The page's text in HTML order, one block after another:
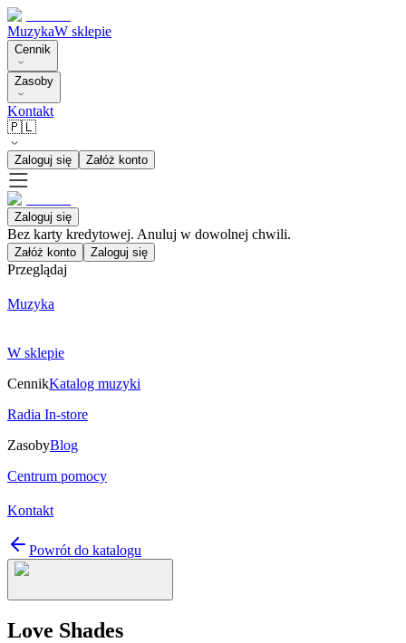
MuzykaW sklepie
Cennik
Zasoby
Kontakt
🇵🇱
Zaloguj się Załóż konto
Zaloguj się
Bez karty kredytowej. Anuluj w dowolnej chwili.
Załóż konto Zaloguj się
Przeglądaj
Muzyka
W sklepie
CennikKatalog muzyki
Radia In-store
ZasobyBlog
Centrum pomocy
Kontakt
Powrót do katalogu
Love Shades